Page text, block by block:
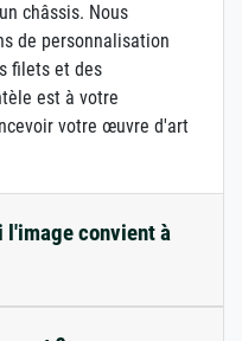
châssis. Nous
de personnalisation
filets et des
est à votre
votre œuvre d'art
l'image convient à